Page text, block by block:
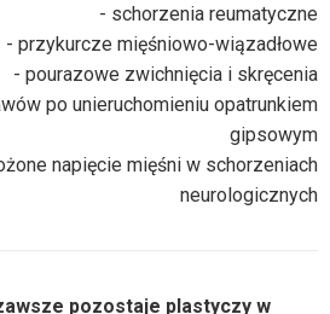
- schorzenia reumatyczne
- przykurcze mięśniowo-wiązadłowe
- pourazowe zwichnięcia i skręcenia
po unieruchomieniu opatrunkiem
gipsowym
napięcie mięśni w schorzeniach
neurologicznych
pozostaje plastyczy w